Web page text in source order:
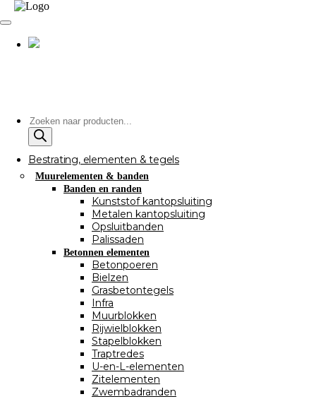
Producten
zoeken
Bestrating, elementen & tegels
Muurelementen & banden
Banden en randen
Kunststof kantopsluiting
Metalen kantopsluiting
Opsluitbanden
Palissaden
Betonnen elementen
Betonpoeren
Bielzen
Grasbetontegels
Infra
Muurblokken
Rijwielblokken
Stapelblokken
Traptredes
U-en-L-elementen
Zitelementen
Zwembadranden